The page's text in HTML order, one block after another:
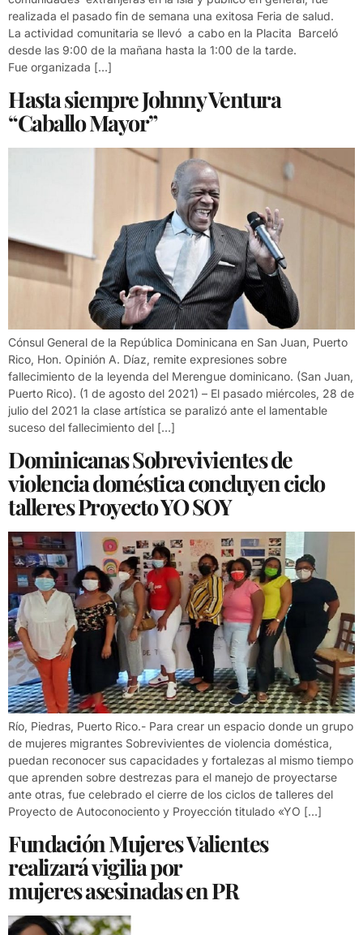
realizada el pasado fin de semana una exitosa Feria de salud.
La actividad comunitaria se llevó a cabo en la Placita Barceló
desde las 9:00 de la mañana hasta la 1:00 de la tarde.
Fue organizada […]
Hasta siempre Johnny Ventura
“Caballo Mayor”
Cónsul General de la República Dominicana en San Juan, Puerto
Rico, Hon. Opinión A. Díaz, remite expresiones sobre
fallecimiento de la leyenda del Merengue dominicano. (San Juan,
Puerto Rico). (1 de agosto del 2021) – El pasado miércoles, 28 de
julio del 2021 la clase artística se paralizó ante el lamentable
suceso del fallecimiento del […]
Dominicanas Sobrevivientes de
violencia doméstica concluyen ciclo
talleres Proyecto YO SOY
Río, Piedras, Puerto Rico.- Para crear un espacio donde un grupo
de mujeres migrantes Sobrevivientes de violencia doméstica,
puedan reconocer sus capacidades y fortalezas al mismo tiempo
que aprenden sobre destrezas para el manejo de proyectarse
ante otras, fue celebrado el cierre de los ciclos de talleres del
Proyecto de Autoconociento y Proyección titulado «YO […]
Fundación Mujeres Valientes
realizará vigilia por
mujeres asesinadas en PR